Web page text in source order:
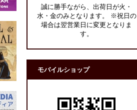
誠に勝手ながら、出荷日が火・
水・金のみとなります。 ※祝日の
場合は翌営業日に変更となりま
す。
モバイルショップ